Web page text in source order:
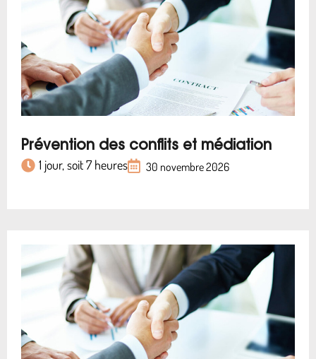
Prévention des conflits et médiation
1 jour, soit 7 heures 30 novembre 2026